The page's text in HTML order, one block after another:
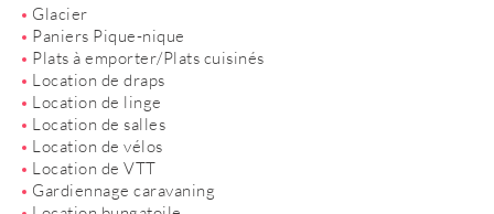
Glacier
Paniers Pique-nique
Plats à emporter/Plats cuisinés
Location de draps
Location de linge
Location de salles
Location de vélos
Location de VTT
Gardiennage caravaning